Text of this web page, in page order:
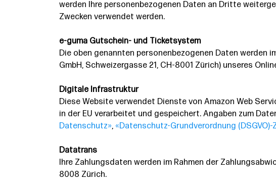
werden Ihre personenbezogenen Daten an Dritte
Zwecken verwendet werden.
e-guma Gutschein- und Ticketsystem
Die oben genannten personenbezogenen Daten werden
GmbH, Schweizergasse 21, CH-8001 Zürich) unseres
Digitale Infrastruktur
Diese Website verwendet Dienste von Amazon Web
in der EU verarbeitet und gespeichert. Angaben zum
Datenschutz», «Datenschutz-Grundverordnung (DSGVO)-
Datatrans
Ihre Zahlungsdaten werden im Rahmen der
8008 Zürich.